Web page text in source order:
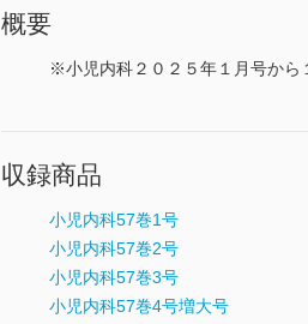
概要
※小児内科２０２５年１月号から
収録商品
小児内科57巻1号
小児内科57巻2号
小児内科57巻3号
小児内科57巻4号増大号